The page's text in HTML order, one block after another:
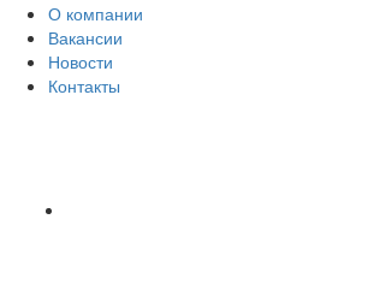
О компании
Вакансии
Новости
Контакты